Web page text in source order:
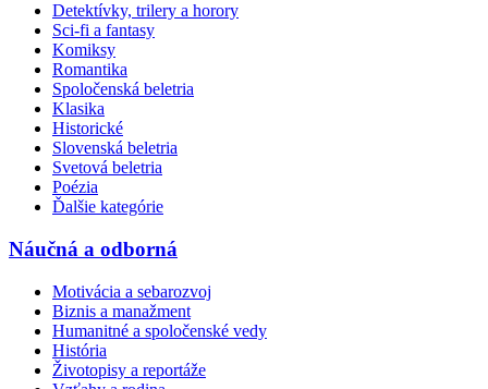
Detektívky, trilery a horory
Sci-fi a fantasy
Komiksy
Romantika
Spoločenská beletria
Klasika
Historické
Slovenská beletria
Svetová beletria
Poézia
Ďalšie kategórie
Náučná a odborná
Motivácia a sebarozvoj
Biznis a manažment
Humanitné a spoločenské vedy
História
Životopisy a reportáže